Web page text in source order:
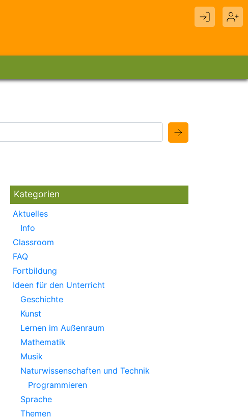
Kategorien
Aktuelles
Info
Classroom
FAQ
Fortbildung
Ideen für den Unterricht
Geschichte
Kunst
Lernen im Außenraum
Mathematik
Musik
Naturwissenschaften und Technik
Programmieren
Sprache
Themen